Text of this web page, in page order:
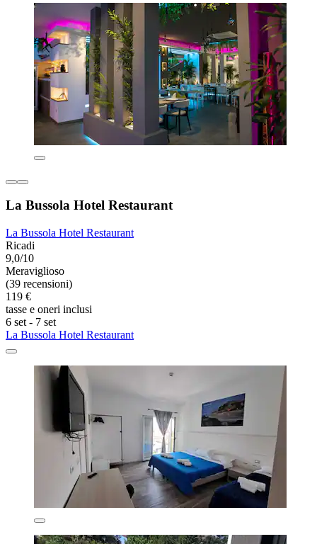
La Bussola Hotel Restaurant
La Bussola Hotel Restaurant
Ricadi
9,0/10
Meraviglioso
(39 recensioni)
119 €
tasse e oneri inclusi
6 set - 7 set
La Bussola Hotel Restaurant